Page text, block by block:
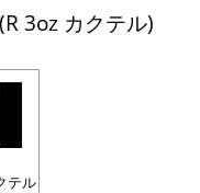
3oz カクテル)
テル